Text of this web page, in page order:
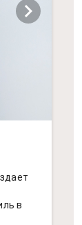
chevron_right
в